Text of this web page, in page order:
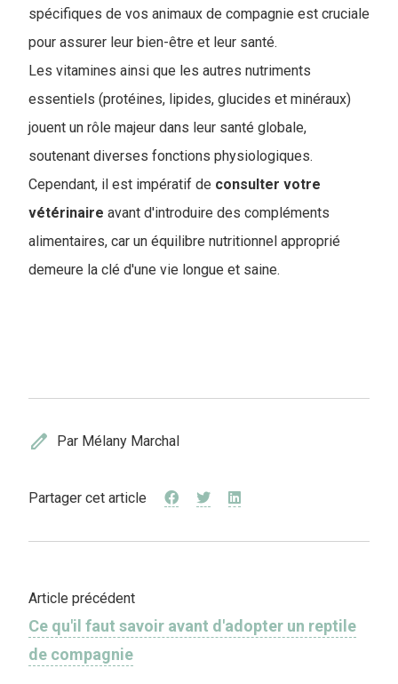
spécifiques de vos animaux de compagnie est cruciale
pour assurer leur bien-être et leur santé.
Les vitamines ainsi que les autres nutriments
essentiels (protéines, lipides, glucides et minéraux)
jouent un rôle majeur dans leur santé globale,
soutenant diverses fonctions physiologiques.
Cependant, il est impératif de consulter votre
vétérinaire avant d'introduire des compléments
alimentaires, car un équilibre nutritionnel approprié
demeure la clé d'une vie longue et saine.
edit Par Mélany Marchal
Partager cet article
Article précédent
Ce qu'il faut savoir avant d'adopter un reptile
de compagnie